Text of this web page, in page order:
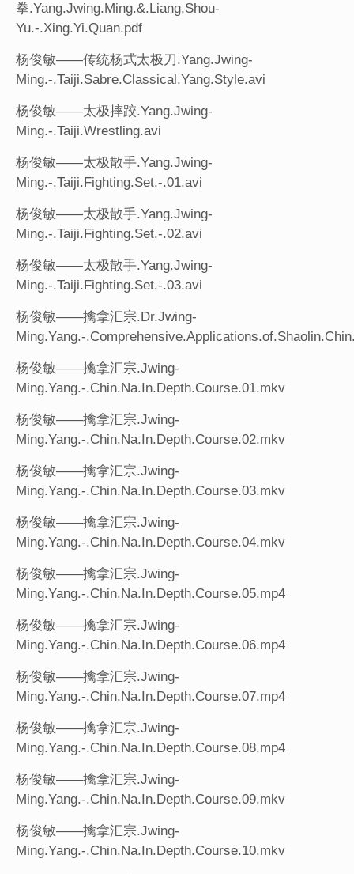
拳.Yang.Jwing.Ming.&.Liang,Shou-
Yu.-.Xing.Yi.Quan.pdf
杨俊敏——传统杨式太极刀.Yang.Jwing-
Ming.-.Taiji.Sabre.Classical.Yang.Style.avi
杨俊敏——太极摔跤.Yang.Jwing-
Ming.-.Taiji.Wrestling.avi
杨俊敏——太极散手.Yang.Jwing-
Ming.-.Taiji.Fighting.Set.-.01.avi
杨俊敏——太极散手.Yang.Jwing-
Ming.-.Taiji.Fighting.Set.-.02.avi
杨俊敏——太极散手.Yang.Jwing-
Ming.-.Taiji.Fighting.Set.-.03.avi
杨俊敏——擒拿汇宗.Dr.Jwing-
Ming.Yang.-
杨俊敏——擒拿汇宗.Jwing-
Ming.Yang.-.Chin.Na.In.Depth.Course.01.mkv
杨俊敏——擒拿汇宗.Jwing-
Ming.Yang.-.Chin.Na.In.Depth.Course.02.mkv
杨俊敏——擒拿汇宗.Jwing-
Ming.Yang.-.Chin.Na.In.Depth.Course.03.mkv
杨俊敏——擒拿汇宗.Jwing-
Ming.Yang.-.Chin.Na.In.Depth.Course.04.mkv
杨俊敏——擒拿汇宗.Jwing-
Ming.Yang.-.Chin.Na.In.Depth.Course.05.mp4
杨俊敏——擒拿汇宗.Jwing-
Ming.Yang.-.Chin.Na.In.Depth.Course.06.mp4
杨俊敏——擒拿汇宗.Jwing-
Ming.Yang.-.Chin.Na.In.Depth.Course.07.mp4
杨俊敏——擒拿汇宗.Jwing-
Ming.Yang.-.Chin.Na.In.Depth.Course.08.mp4
杨俊敏——擒拿汇宗.Jwing-
Ming.Yang.-.Chin.Na.In.Depth.Course.09.mkv
杨俊敏——擒拿汇宗.Jwing-
Ming.Yang.-.Chin.Na.In.Depth.Course.10.mkv